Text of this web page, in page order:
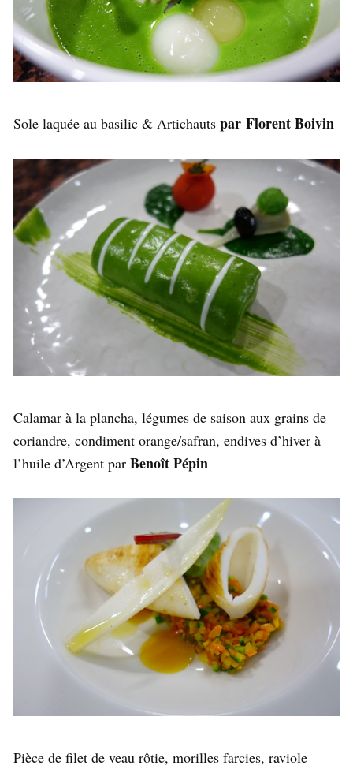
Sole laquée au basilic & Artichauts par Florent Boivin
Calamar à la plancha, légumes de saison aux grains de
coriandre, condiment orange/safran, endives d’hiver à
l’huile d’Argent par Benoît Pépin
Pièce de filet de veau rôtie, morilles farcies, raviole